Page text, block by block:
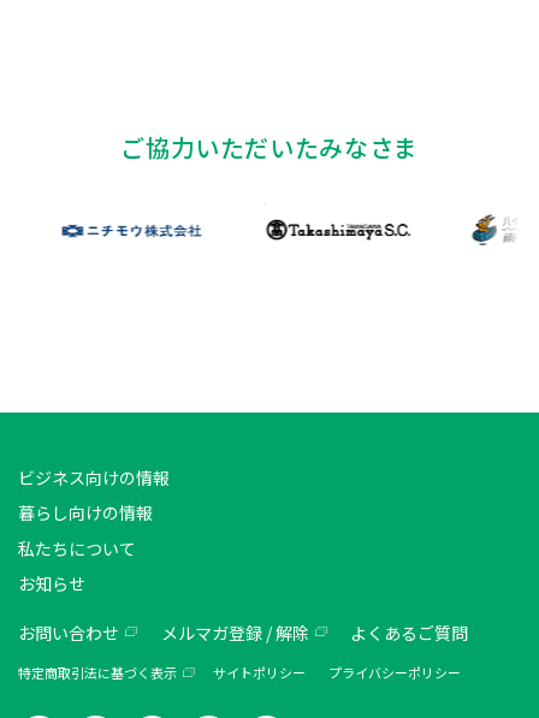
ご協力いただいたみなさま
ビジネス向けの情報
暮らし向けの情報
私たちについて
お知らせ
お問い合わせ メルマガ登録 / 解除 よくあるご質問
特定商取引法に基づく表示 サイトポリシー プライバシーポリシー